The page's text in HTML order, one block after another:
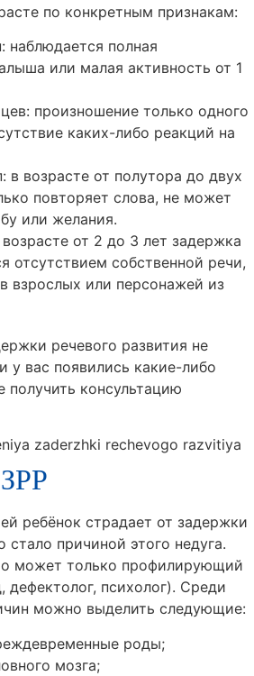
по конкретным признакам:
наблюдается полная
или малая активность от 1
произношение только одного
каких-либо реакций на
в возрасте от полутора до двух
повторяет слова, не может
или желания.
от 2 до 3 лет задержка
отсутствием собственной речи,
взрослых или персонажей из
речевого развития не
у вас появились какие-либо
получить консультацию
ребёнок страдает от задержки
стало причиной этого недуга.
может только профилирующий
дефектолог, психолог). Среди
можно выделить следующие:
роды;
мозга;